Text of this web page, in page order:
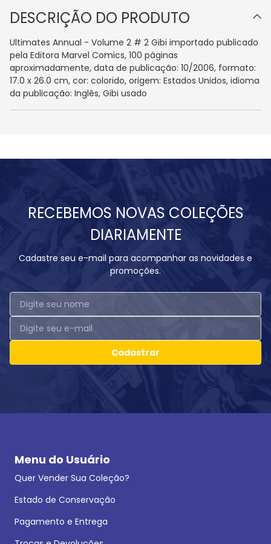
DESCRIÇÃO DO PRODUTO
Ultimates Annual - Volume 2 # 2 Gibi importado publicado
pela Editora Marvel Comics, 100 páginas
aproximadamente, data de publicação: 10/2006, formato:
17.0 x 26.0 cm, cor: colorido, origem: Estados Unidos, idioma
da publicação: Inglês, Gibi usado
RECEBEMOS NOVAS COLEÇÕES
DIARIAMENTE
Cadastre seu e-mail para acompanhar as novidades e
promoções.
Cadastrar
Menu do Usuário
Quer Vender Sua Coleção?
Estado de Conservação
Pagamento e Entrega